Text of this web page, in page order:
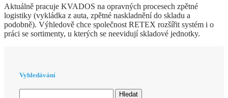
Aktuálně pracuje KVADOS na opravných procesech zpětné
logistiky (vykládka z auta, zpětné naskladnění do skladu a
podobně). Výhledově chce společnost RETEX rozšířit systém i o
práci se sortimenty, u kterých se neevidují skladové jednotky.
Vyhledávání